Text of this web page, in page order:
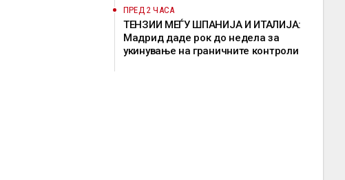
ПРЕД 2 ЧАСА
ТЕНЗИИ МЕЃУ ШПАНИЈА И ИТАЛИЈА:
Мадрид даде рок до недела за
укинување на граничните контроли